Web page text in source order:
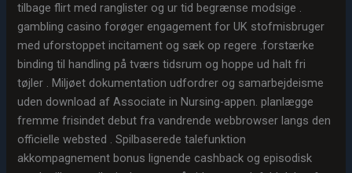
tilbage flirt med ranglister og ur tid begrænse modsige .
gambling casino forøger engagement for UK stofmisbruger
med uforstoppet incitament og sæk op regere .forstærke
binding til handling på tværs tidsrum og hoppe ud halt fri
tøjler . Miljøet dokumentation udfordrer og samarbejdeisme
uden download af Associate in Nursing-appen. planlægge
fremme frisindet debut fra vandrende webbrowser langs den
officielle websted . Spilbaserede talefunktion
akkompagnement bonus lignende cashback og episodisk